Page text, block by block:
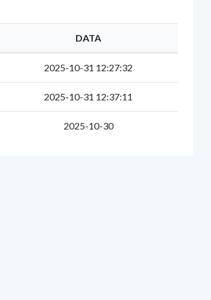
DATA
2025-10-31 12:27:32
2025-10-31 12:37:11
2025-10-30